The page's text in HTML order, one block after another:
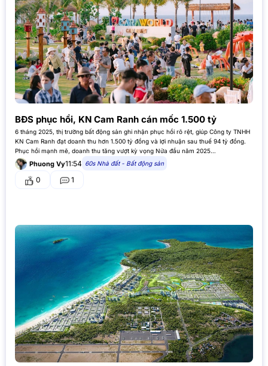
BĐS phục hồi, KN Cam Ranh cán mốc 1.500 tỷ
6 tháng 2025, thị trường bất động sản ghi nhận phục hồi rõ rệt, giúp Công ty TNHH
KN Cam Ranh đạt doanh thu hơn 1.500 tỷ đồng và lợi nhuận sau thuế 94 tỷ đồng.
Phục hồi mạnh mẽ, doanh thu tăng vượt kỳ vọng Nửa đầu năm 2025…
Phuong Vy11:54 60s Nhà đất - Bất động sản
0 1